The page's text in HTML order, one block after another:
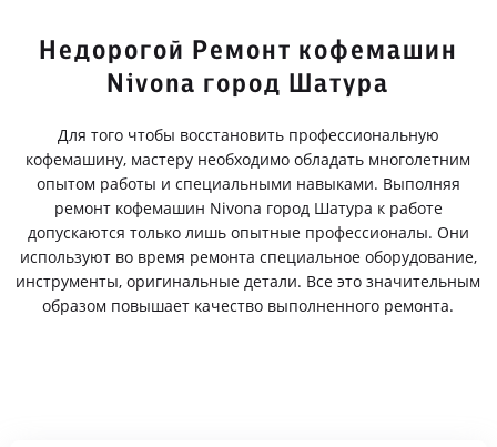
Недорогой Ремонт кофемашин
Nivona город Шатура
Для того чтобы восстановить профессиональную
кофемашину, мастеру необходимо обладать многолетним
опытом работы и специальными навыками. Выполняя
ремонт кофемашин Nivona город Шатура к работе
допускаются только лишь опытные профессионалы. Они
используют во время ремонта специальное оборудование,
инструменты, оригинальные детали. Все это значительным
образом повышает качество выполненного ремонта.